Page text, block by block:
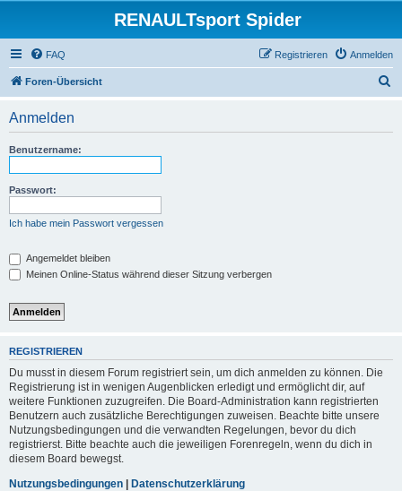
RENAULTsport Spider
FAQ Anmelden
Registrieren
Foren-Übersicht
Anmelden
Benutzername:
Passwort:
Ich habe mein Passwort vergessen
Angemeldet bleiben
Meinen Online-Status während dieser Sitzung verbergen
REGISTRIEREN
Du musst in diesem Forum registriert sein, um dich anmelden zu können. Die
Registrierung ist in wenigen Augenblicken erledigt und ermöglicht dir, auf
weitere Funktionen zuzugreifen. Die Board-Administration kann registrierten
Benutzern auch zusätzliche Berechtigungen zuweisen. Beachte bitte unsere
Nutzungsbedingungen und die verwandten Regelungen, bevor du dich
registrierst. Bitte beachte auch die jeweiligen Forenregeln, wenn du dich in
diesem Board bewegst.
Nutzungsbedingungen | Datenschutzerklärung